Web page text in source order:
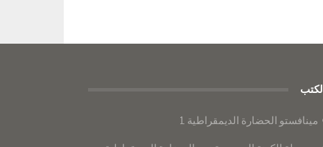
الكتب
مينافستو الحضارة الديمقراطية 1